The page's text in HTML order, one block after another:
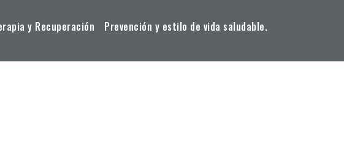
y Recuperación Prevención y estilo de vida saludable.